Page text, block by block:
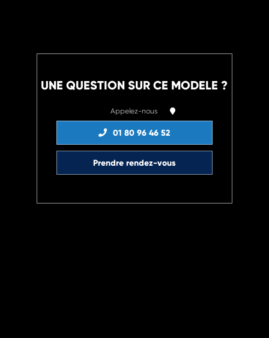
UNE QUESTION SUR CE MODELE ?
Appelez-nous
01 80 96 46 52
Prendre rendez-vous